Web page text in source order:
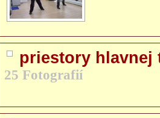
priestory hlavnej
25 Fotografií